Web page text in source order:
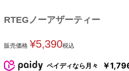
RTEGノーアザーティー
販売価格 ¥5,390税込
ペイディなら月々 ￥